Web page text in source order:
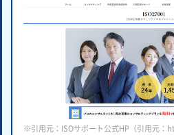
※引用元：ISOサポート公式HP（引用元：